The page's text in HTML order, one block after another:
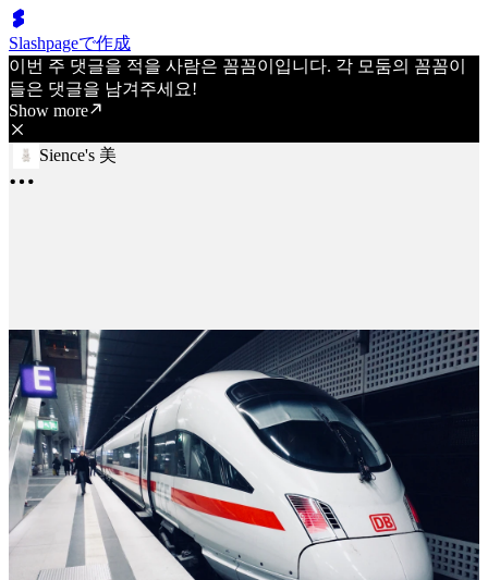
Slashpageで作成
이번 주 댓글을 적을 사람은 꼼꼼이입니다. 각 모둠의 꼼꼼이
들은 댓글을 남겨주세요!
Show more
Sience's 美